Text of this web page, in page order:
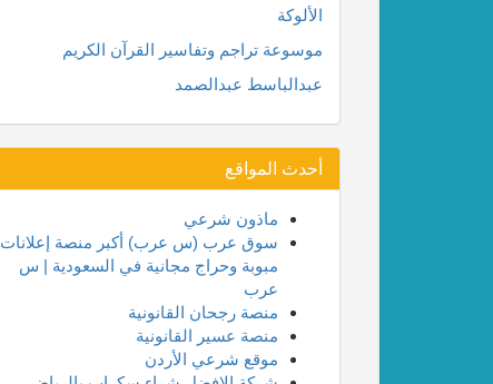
الألوكة
موسوعة تراجم وتفاسير القرآن الكريم
عبدالباسط عبدالصمد
أحدث المواقع
ماذون شرعي
سوق عرب (س عرب) أكبر منصة إعلانات
مبوبة وحراج مجانية في السعودية | س
عرب
منصة رجحان القانونية
منصة عسير القانونية
موقع شرعي الأردن